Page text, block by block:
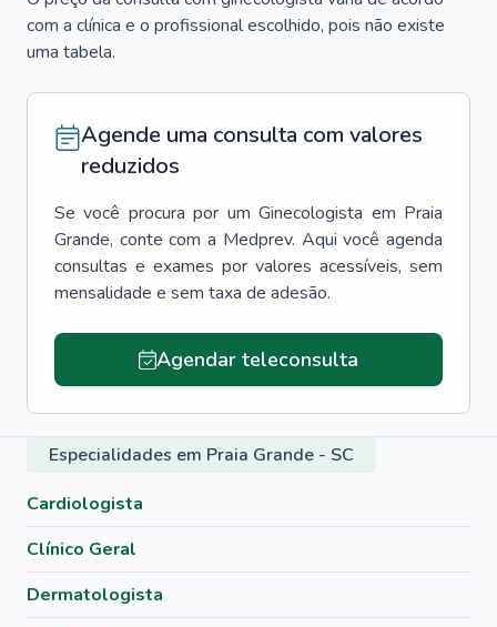
com a clínica e o profissional escolhido, pois não existe
uma tabela.
Agende uma consulta com valores
reduzidos
Se você procura por um Ginecologista em Praia
Grande, conte com a Medprev. Aqui você agenda
consultas e exames por valores acessíveis, sem
mensalidade e sem taxa de adesão.
Agendar teleconsulta
Especialidades em Praia Grande - SC
Cardiologista
Clínico Geral
Dermatologista